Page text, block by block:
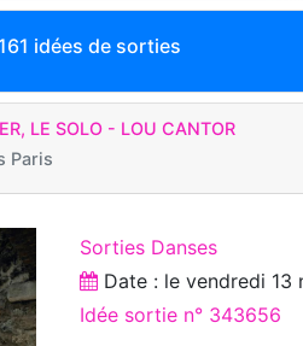
idées de sorties
LE SOLO - LOU CANTOR
Paris
Sorties Danses
Date : levendredi 13
Idée sortie n° 343656